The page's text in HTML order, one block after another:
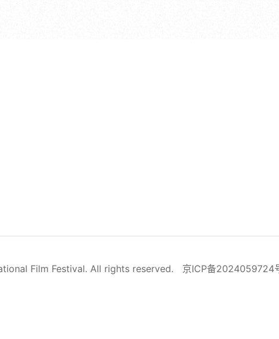
Film Festival. All rights reserved. 京ICP备2024059724